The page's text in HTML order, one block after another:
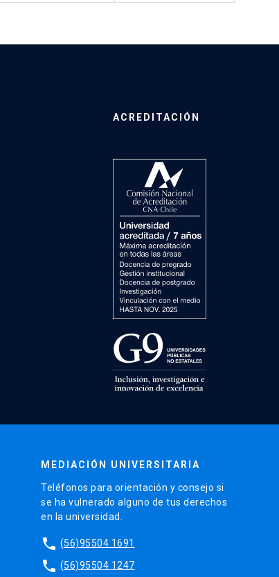
ACREDITACIÓN
MEDIACIÓN UNIVERSITARIA
Teléfonos para orientación y consejo si
se ha vulnerado alguno de tus derechos
en la universidad.
phone (56)95504 1691
phone (56)95504 1247